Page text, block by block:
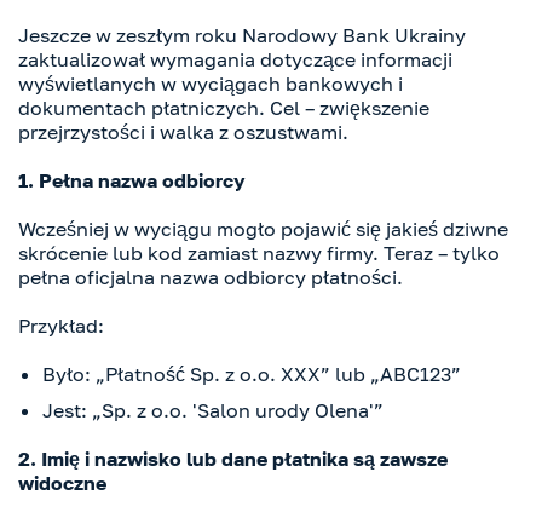
Jeszcze w zeszłym roku Narodowy Bank Ukrainy
zaktualizował wymagania dotyczące informacji
wyświetlanych w wyciągach bankowych i
dokumentach płatniczych. Cel – zwiększenie
przejrzystości i walka z oszustwami.
1. Pełna nazwa odbiorcy
Wcześniej w wyciągu mogło pojawić się jakieś dziwne
skrócenie lub kod zamiast nazwy firmy. Teraz – tylko
pełna oficjalna nazwa odbiorcy płatności.
Przykład:
Było: „Płatność Sp. z o.o. XXX” lub „ABC123”
Jest: „Sp. z o.o. 'Salon urody Olena'”
2. Imię i nazwisko lub dane płatnika są zawsze
widoczne